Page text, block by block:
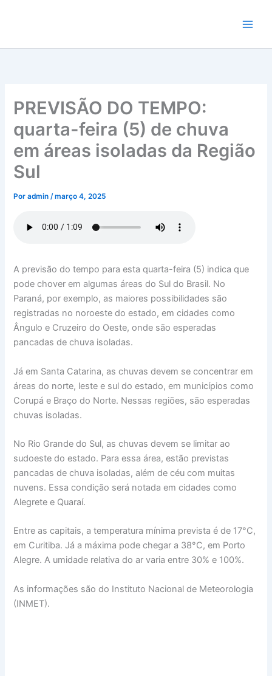
conteúdo
PREVISÃO DO TEMPO:
quarta-feira (5) de chuva
em áreas isoladas da Região
Sul
Poradmin/março 4, 2025
A previsão do tempo para esta quarta-feira (5) indica que
pode chover em algumas áreas do Sul do Brasil. No
Paraná, por exemplo, as maiores possibilidades são
registradas no noroeste do estado, em cidades como
Ângulo e Cruzeiro do Oeste, onde são esperadas
pancadas de chuva isoladas.
Já em Santa Catarina, as chuvas devem se concentrar em
áreas do norte, leste e sul do estado, em municípios como
Corupá e Braço do Norte. Nessas regiões, são esperadas
chuvas isoladas.
No Rio Grande do Sul, as chuvas devem se limitar ao
sudoeste do estado. Para essa área, estão previstas
pancadas de chuva isoladas, além de céu com muitas
nuvens. Essa condição será notada em cidades como
Alegrete e Quaraí.
Entre as capitais, a temperatura mínima prevista é de 17°C,
em Curitiba. Já a máxima pode chegar a 38°C, em Porto
Alegre. A umidade relativa do ar varia entre 30% e 100%.
As informações são do Instituto Nacional de Meteorologia
(INMET).